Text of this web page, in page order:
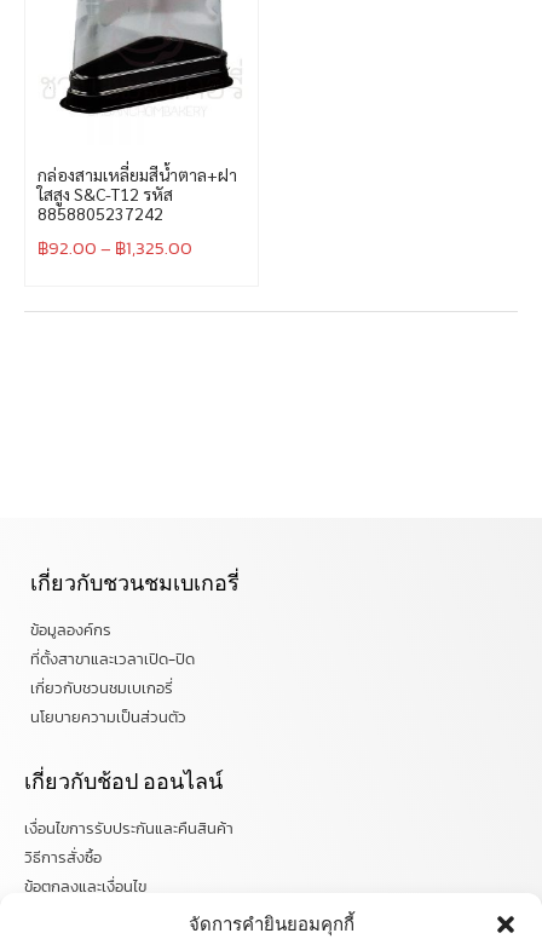
จัดการคำยินยอมคุกกี้
กล่องสามเหลี่ยมสีน้ำตาล+ฝา
ใสสูง S&C-T12 รหัส
8858805237242
฿92.00– ฿1,325.00
เกี่ยวกับชวนชมเบเกอรี่
ข้อมูลองค์กร
ที่ตั้งสาขาและเวลาเปิด-ปิด
เกี่ยวกับชวนชมเบเกอรี่
นโยบายความเป็นส่วนตัว
เกี่ยวกับช้อป ออนไลน์
เงื่อนไขการรับประกันและคืนสินค้า
วิธีการสั่งซื้อ
ข้อตกลงและเงื่อนไข